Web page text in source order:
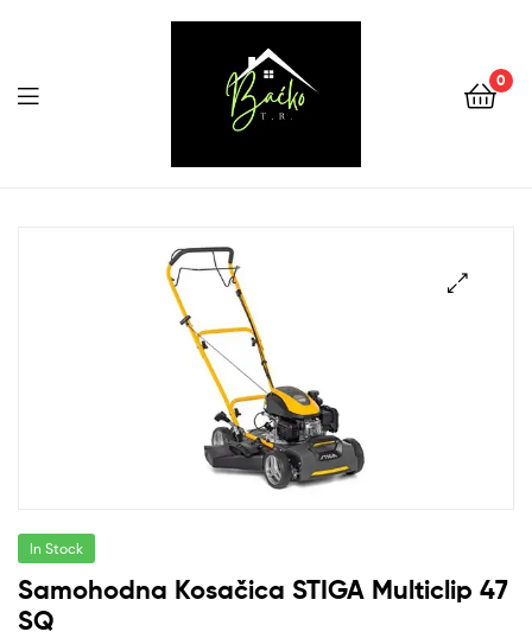
Backo
Sombor
0
Menu
In Stock
Samohodna Kosačica STIGA Multiclip 47
SQ